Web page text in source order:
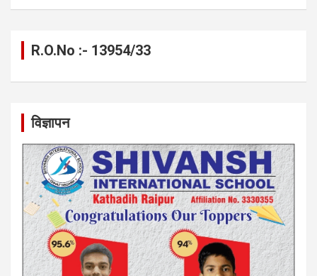
R.O.No :- 13954/33
विज्ञापन